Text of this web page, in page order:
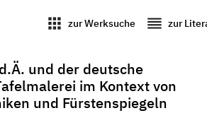
apps zur Werksuche reorder zur
und der deutsche
im Kontext von
und Fürstenspiegeln